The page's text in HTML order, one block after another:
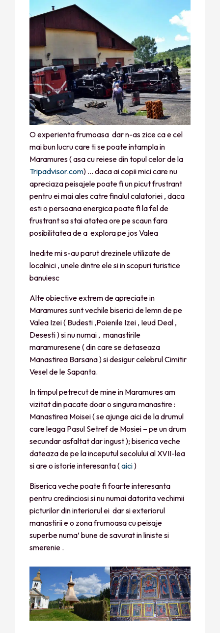
O experienta frumoasa dar n-as zice ca e cel
mai bun lucru care ti se poate intampla in
Maramures ( asa cu reiese din topul celor de la
Tripadvisor.com) … daca ai copii mici care nu
apreciaza peisajele poate fi un picut frustrant
pentru ei mai ales catre finalul calatoriei , daca
esti o persoana energica poate fi la fel de
frustrant sa stai atatea ore pe scaun fara
posibilitatea de a explora pe jos Valea
Inedite mi s-au parut drezinele utilizate de
localnici , unele dintre ele si in scopuri turistice
banuiesc
Alte obiective extrem de apreciate in
Maramures sunt vechile biserici de lemn de pe
Valea Izei ( Budesti ,Poienile Izei , Ieud Deal ,
Desesti ) si nu numai , manastirile
maramuresene ( din care se detaseaza
Manastirea Barsana ) si desigur celebrul Cimitir
Vesel de le Sapanta.
In timpul petrecut de mine in Maramures am
vizitat din pacate doar o singura manastire :
Manastirea Moisei ( se ajunge aici de la drumul
care leaga Pasul Setref de Mosiei – pe un drum
secundar asfaltat dar ingust ); biserica veche
dateaza de pe la inceputul secolului al XVII-lea
si are o istorie interesanta (aici)
Biserica veche poate fi foarte interesanta
pentru credinciosi si nu numai datorita vechimii
picturilor din interiorul ei dar si exteriorul
manastirii e o zona frumoasa cu peisaje
superbe numa’ bune de savurat in liniste si
smerenie .